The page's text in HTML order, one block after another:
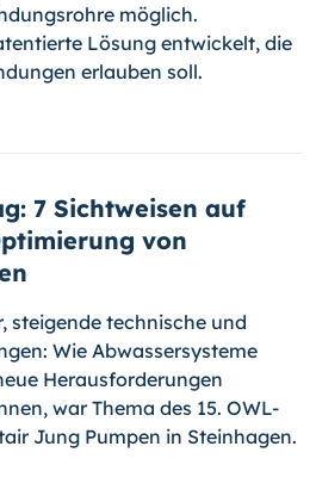
möglich.
Lösung entwickelt, die
erlauben soll.
7 Sichtweisen auf
von
technische und
Wie Abwassersysteme
Herausforderungen
war Thema des 15. OWL-
Jung Pumpen in Steinhagen.